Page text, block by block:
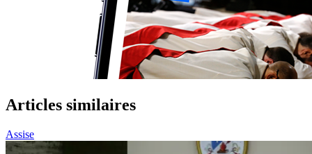
Articles similaires
Assise